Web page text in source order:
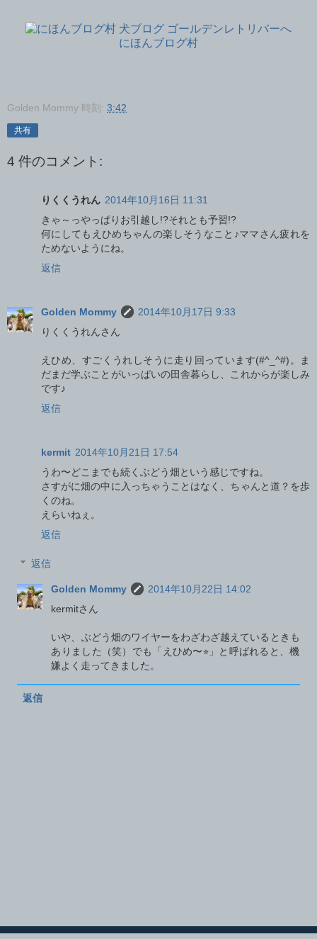
にほんブログ村
Golden Mommy 時刻: 3:42
共有
4 件のコメント:
りくくうれん 2014年10月16日 11:31
きゃ～っやっぱりお引越し!?それとも予習!?
何にしてもえひめちゃんの楽しそうなこと♪ママさん疲れを
ためないようにね。
返信
Golden Mommy
2014年10月17日 9:33
りくくうれんさん
えひめ、すごくうれしそうに走り回っています(#^_^#)。ま
だまだ学ぶことがいっぱいの田舎暮らし、これからが楽しみ
です♪
返信
kermit 2014年10月21日 17:54
うわ〜どこまでも続くぶどう畑という感じですね。
さすがに畑の中に入っちゃうことはなく、ちゃんと道？を歩
くのね。
えらいねぇ。
返信
返信
Golden Mommy
2014年10月22日 14:02
kermitさん
いや、ぶどう畑のワイヤーをわざわざ越えているときも
ありました（笑）でも「えひめ〜⭐︎」と呼ばれると、機
嫌よく走ってきました。
返信